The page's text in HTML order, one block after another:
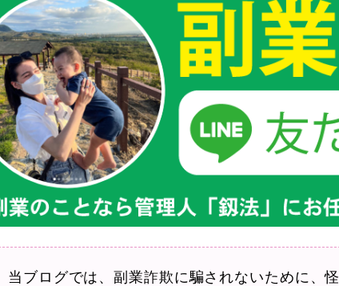
当ブログでは、副業詐欺に騙されないために、